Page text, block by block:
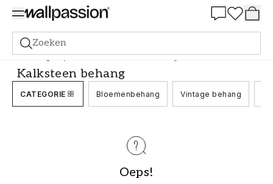
Zoeken
Behang Stijl en Patroon Kalksteen behang
Kalksteen behang
CATEGORIE Bloemenbehang Vintage behang
Oeps!